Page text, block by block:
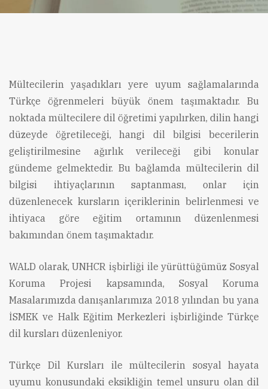
Mültecilerin yaşadıkları yere uyum sağlamalarında
Türkçe öğrenmeleri büyük önem taşımaktadır. Bu
noktada mültecilere dil öğretimi yapılırken, dilin hangi
düzeyde öğretileceği, hangi dil bilgisi becerilerin
geliştirilmesine ağırlık verileceği gibi konular
gündeme gelmektedir. Bu bağlamda mültecilerin dil
bilgisi ihtiyaçlarının saptanması, onlar için
düzenlenecek kursların içeriklerinin belirlenmesi ve
ihtiyaca göre eğitim ortamının düzenlenmesi
bakımından önem taşımaktadır.
WALD olarak, UNHCR işbirliği ile yürüttüğümüz Sosyal
Koruma Projesi kapsamında, Sosyal Koruma
Masalarımızda danışanlarımıza 2018 yılından bu yana
İSMEK ve Halk Eğitim Merkezleri işbirliğinde Türkçe
dil kursları düzenleniyor.
Türkçe Dil Kursları ile mültecilerin sosyal hayata
uyumu konusundaki eksikliğin temel unsuru olan dil